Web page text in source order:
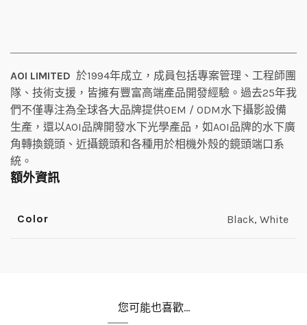
AOI LIMITED 於1994年成立，成員包括專案管理、工程師團
隊、技術支援，皆擁有豐富高端產品開發經驗。過去25年我
們不僅專注為全球各大品牌提供OEM / ODM水下攝影設備
生產，還以AOI品牌開發水下光學產品，如AOI品牌的水下廣
角轉換鏡頭、近攝鏡頭和各種用於相機外殼的鏡頭端口系
統。
額外資訊
Color Black, White
您可能也喜歡…